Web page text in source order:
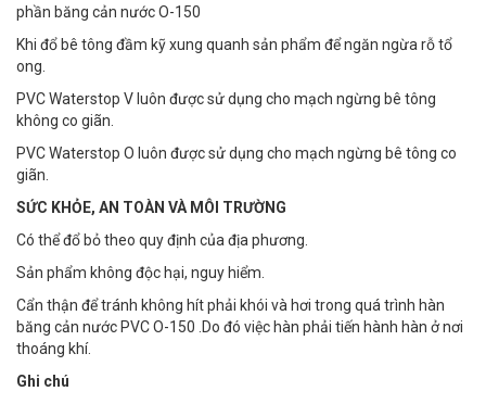
phần băng cản nước O-150
Khi đổ bê tông đầm kỹ xung quanh sản phẩm để ngăn ngừa rỗ tổ
ong.
PVC Waterstop V luôn được sử dụng cho mạch ngừng bê tông
không co giãn.
PVC Waterstop O luôn được sử dụng cho mạch ngừng bê tông co
giãn.
SỨC KHỎE, AN TOÀN VÀ MÔI TRƯỜNG
Có thể đổ bỏ theo quy định của địa phương.
Sản phẩm không độc hại, nguy hiểm.
Cẩn thận để tránh không hít phải khói và hơi trong quá trình hàn
băng cản nước PVC O-150 .Do đó việc hàn phải tiến hành hàn ở nơi
thoáng khí.
Ghi chú